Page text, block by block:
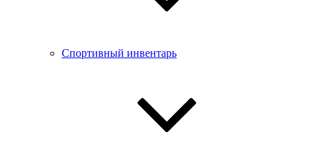
Спортивный инвентарь